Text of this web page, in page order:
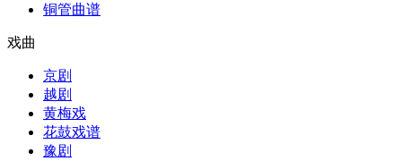
铜管曲谱
戏曲
京剧
越剧
黄梅戏
花鼓戏谱
豫剧